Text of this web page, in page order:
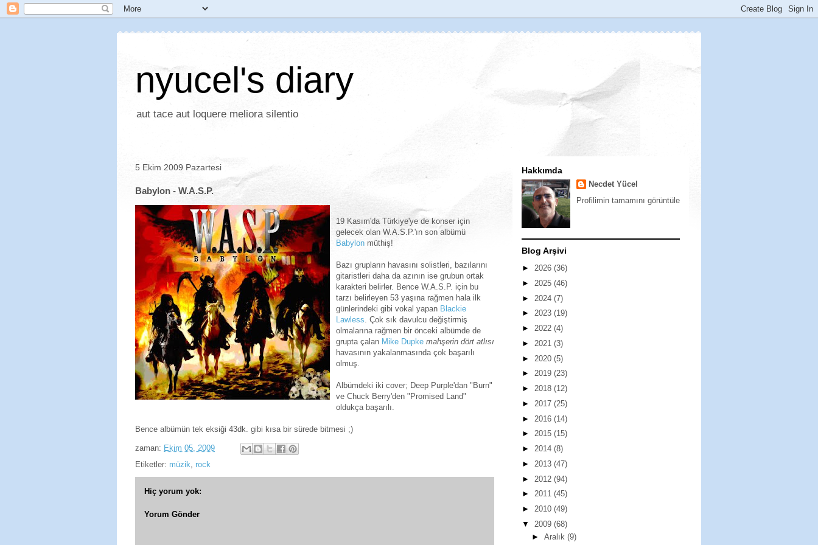
nyucel's diary
aut tace aut loquere meliora silentio
5 Ekim 2009 Pazartesi
Babylon - W.A.S.P.
19 Kasım'da Türkiye'ye de konser için
gelecek olan W.A.S.P.'ın son albümü
Babylon müthiş!
Bazı grupların havasını solistleri, bazılarını
gitaristleri daha da azının ise grubun ortak
karakteri belirler. Bence W.A.S.P. için bu
tarzı belirleyen 53 yaşına rağmen hala ilk
günlerindeki gibi vokal yapan Blackie
Lawless. Çok sık davulcu değiştirmiş
olmalarına rağmen bir önceki albümde de
grupta çalan Mike Dupke mahşerin dört atlısı
havasının yakalanmasında çok başarılı
olmuş.
Albümdeki iki cover; Deep Purple'dan "Burn"
ve Chuck Berry'den "Promised Land"
oldukça başarılı.
Bence albümün tek eksiği 43dk. gibi kısa bir sürede bitmesi ;)
zaman: Ekim 05, 2009
Etiketler: müzik, rock
Hiç yorum yok:
Yorum Gönder
Hakkımda
Necdet Yücel
Profilimin tamamını görüntüle
Blog Arşivi
► 2026 (36)
► 2025 (46)
► 2024 (7)
► 2023 (19)
► 2022 (4)
► 2021 (3)
► 2020 (5)
► 2019 (23)
► 2018 (12)
► 2017 (25)
► 2016 (14)
► 2015 (15)
► 2014 (8)
► 2013 (47)
► 2012 (94)
► 2011 (45)
► 2010 (49)
▼ 2009 (68)
► Aralık (9)